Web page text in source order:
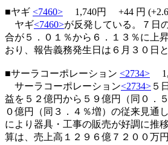
■ヤギ <7460> 1,740円 +44 円
ヤギ<7460>が反発している。７日
合が５．０１％から６．１３％に上
おり、報告義務発生日は６月３０日
■サーラコーポレーション <2734>
サーラコーポレーション<2734> ５
益を５２億円から５９億円（同０．
０億円（同３．４％増）の従来見通
により器具・工事の販売が好調に推
算は、売上高１２９６億７２００万